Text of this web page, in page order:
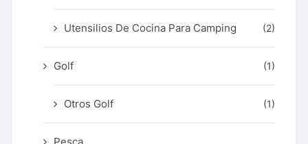
Utensilios De Cocina Para Camping (2)
Golf (1)
Otros Golf (1)